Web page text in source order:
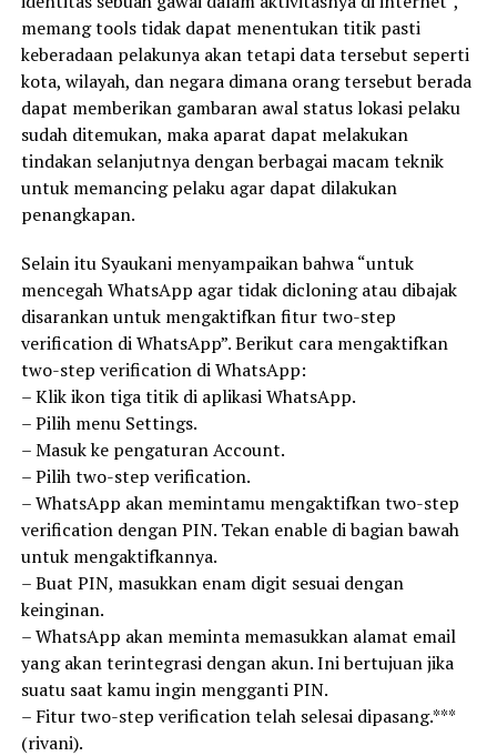
memang tools tidak dapat menentukan titik pasti
keberadaan pelakunya akan tetapi data tersebut seperti
kota, wilayah, dan negara dimana orang tersebut berada
dapat memberikan gambaran awal status lokasi pelaku
sudah ditemukan, maka aparat dapat melakukan
tindakan selanjutnya dengan berbagai macam teknik
untuk memancing pelaku agar dapat dilakukan
penangkapan.
Selain itu Syaukani menyampaikan bahwa “untuk
mencegah WhatsApp agar tidak dicloning atau dibajak
disarankan untuk mengaktifkan fitur two-step
verification di WhatsApp”. Berikut cara mengaktifkan
two-step verification di WhatsApp:
– Klik ikon tiga titik di aplikasi WhatsApp.
– Pilih menu Settings.
– Masuk ke pengaturan Account.
– Pilih two-step verification.
– WhatsApp akan memintamu mengaktifkan two-step
verification dengan PIN. Tekan enable di bagian bawah
untuk mengaktifkannya.
– Buat PIN, masukkan enam digit sesuai dengan
keinginan.
– WhatsApp akan meminta memasukkan alamat email
yang akan terintegrasi dengan akun. Ini bertujuan jika
suatu saat kamu ingin mengganti PIN.
– Fitur two-step verification telah selesai dipasang.***
(rivani).